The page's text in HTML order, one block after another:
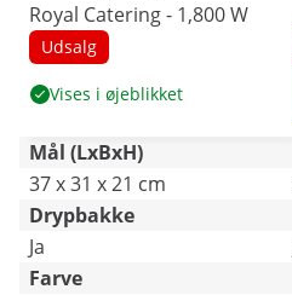
Royal Catering - 1,800 W
Udsalg
Vises i øjeblikket
Mål (LxBxH)
37 x 31 x 21 cm
Drypbakke
Ja
Farve